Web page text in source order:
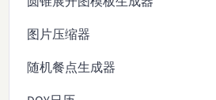
图片压缩器
随机餐点生成器